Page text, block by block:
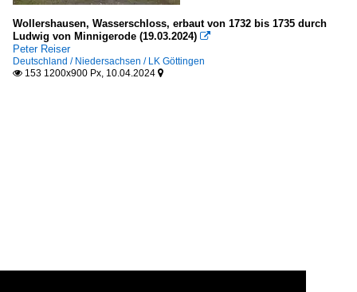
Wollershausen, Wasserschloss, erbaut von 1732 bis 1735 durch
Ludwig von Minnigerode (19.03.2024) 
Peter Reiser
Deutschland / Niedersachsen / LK Göttingen
 153 1200x900 Px, 10.04.2024 